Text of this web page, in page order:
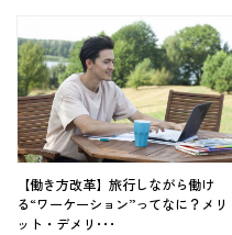
【働き方改革】旅行しながら働け
る“ワーケーション”ってなに？メリ
ット・デメリ･･･